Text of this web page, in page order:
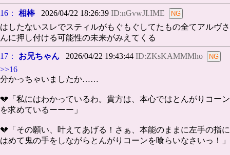
16： 相棒2026/04/22 18:26:39 ID:nGvwJI.IME
はしたないスレでスティルがもぐもぐしてたもの全てアルヴさ
んに押し付ける可能性の未来がみえてくる
17： お兄ちゃん 2026/04/22 19:43:44 ID:ZKsKAMMMho
>>16
分かっちゃいましたか……
💔「私にはわかっているわ。貴方は、本心ではとんがりコーン
を求めているーーー」
💔「その願い、叶えてあげる！さぁ、本能のままに左手の指に
はめて鬼の手をしながらとんがりコーンを喰らいなさいっ！」